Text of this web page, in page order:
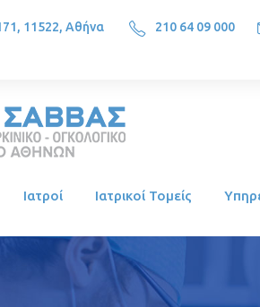
11522, Αθήνα 210 64 09 000
Ιατροί Ιατρικοί Τομείς